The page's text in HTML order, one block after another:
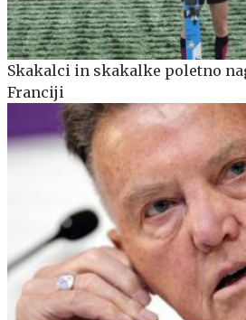
Skakalci in skakalke poletno
Franciji